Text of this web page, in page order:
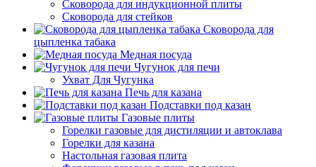
Сковорода для индукционной плиты
Сковорода для стейков
Сковорода для
цыпленка табака
Медная посуда
Чугунок для печи
Ухват Для Чугунка
Печь для казана
Подставки под казан
Газовые плиты
Горелки газовые для дистиляции и автоклава
Горелки для казана
Настольная газовая плита